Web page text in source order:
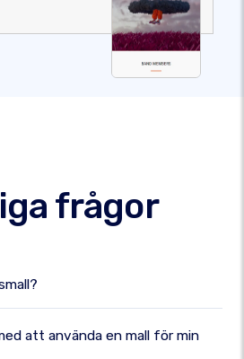
frågor
att använda en mall för min